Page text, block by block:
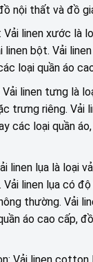
nội thất và đồ
Vải linen xước là
linen bột. Vải
loại quần áo
linen tưng là
trưng riêng. Vải
các loại quần
linen lụa là loại
Vải linen lụa có
thường. Vải
áo cao cấp,